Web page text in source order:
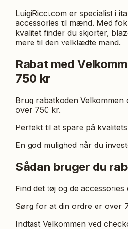
LuigiRicci.com er specialist i
accessories til mænd. Med
kvalitet finder du skjorter,
mere til den velklædte mand.
Rabat med
750 kr
Brug rabatkoden
over 750 kr.
Perfekt til at spare på
En god mulighed når du
Sådan bruger du
Find det tøj og de accessories
Sørg for at din ordre er over
Indtast Velkommen ved